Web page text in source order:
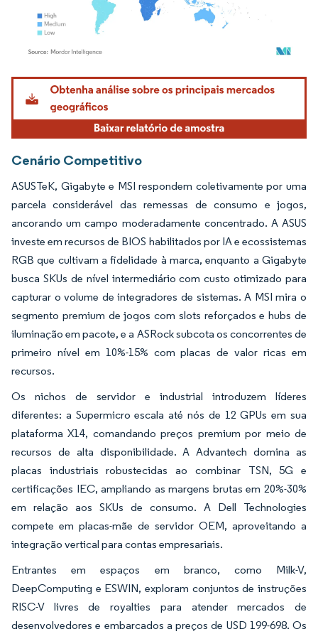
Imagem © Mordor Intelligence. O reuso requer atribuição conforme CC BY 4.0.
Cenário Competitivo
ASUSTeK, Gigabyte e MSI respondem coletivamente por uma
parcela considerável das remessas de consumo e jogos,
ancorando um campo moderadamente concentrado. A ASUS
investe em recursos de BIOS habilitados por IA e ecossistemas
RGB que cultivam a fidelidade à marca, enquanto a Gigabyte
busca SKUs de nível intermediário com custo otimizado para
capturar o volume de integradores de sistemas. A MSI mira o
segmento premium de jogos com slots reforçados e hubs de
iluminação em pacote, e a ASRock subcota os concorrentes de
primeiro nível em 10%-15% com placas de valor ricas em
recursos.
Os nichos de servidor e industrial introduzem líderes
diferentes: a Supermicro escala até nós de 12 GPUs em sua
plataforma X14, comandando preços premium por meio de
recursos de alta disponibilidade. A Advantech domina as
placas industriais robustecidas ao combinar TSN, 5G e
certificações IEC, ampliando as margens brutas em 20%-30%
em relação aos SKUs de consumo. A Dell Technologies
compete em placas-mãe de servidor OEM, aproveitando a
integração vertical para contas empresariais.
Entrantes em espaços em branco, como Milk-V,
DeepComputing e ESWIN, exploram conjuntos de instruções
RISC-V livres de royalties para atender mercados de
desenvolvedores e embarcados a preços de USD 199-698. Os